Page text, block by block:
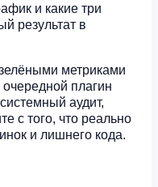
и какие три
результат в
метриками
плагин
аудит,
с того, что реально
и лишнего кода.